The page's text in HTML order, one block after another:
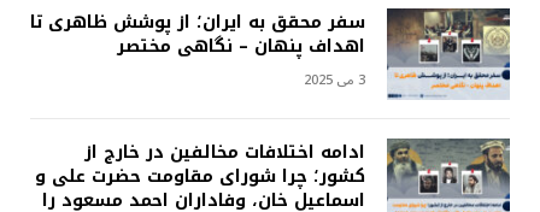
سفر محقق به ایران؛ از پوشش ظاهری تا
اهداف پنهان – نگاهی مختصر
3 می 2025
ادامه اختلافات مخالفین در خارج از
کشور؛ چرا شورای مقاومت حضرت علی و
اسماعیل خان، وفاداران احمد مسعود را